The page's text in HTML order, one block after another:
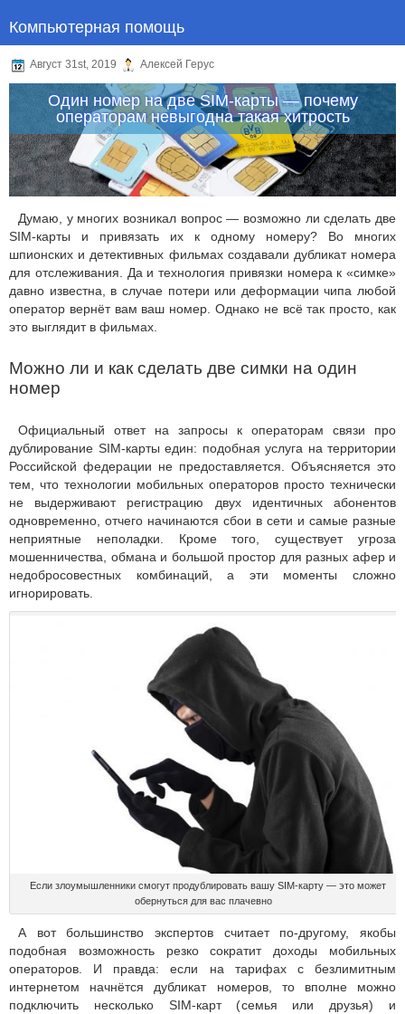
Компьютерная помощь
Август 31st, 2019 Алексей Герус
Один номер на две SIM-карты — почему
операторам невыгодна такая хитрость
Думаю, у многих возникал вопрос — возможно ли сделать две
SIM-карты и привязать их к одному номеру? Во многих
шпионских и детективных фильмах создавали дубликат номера
для отслеживания. Да и технология привязки номера к «симке»
давно известна, в случае потери или деформации чипа любой
оператор вернёт вам ваш номер. Однако не всё так просто, как
это выглядит в фильмах.
Можно ли и как сделать две симки на один
номер
Официальный ответ на запросы к операторам связи про
дублирование SIM-карты един: подобная услуга на территории
Российской федерации не предоставляется. Объясняется это
тем, что технологии мобильных операторов просто технически
не выдерживают регистрацию двух идентичных абонентов
одновременно, отчего начинаются сбои в сети и самые разные
неприятные неполадки. Кроме того, существует угроза
мошенничества, обмана и большой простор для разных афер и
недобросовестных комбинаций, а эти моменты сложно
игнорировать.
Если злоумышленники смогут продублировать вашу SIM-карту — это может
обернуться для вас плачевно
А вот большинство экспертов считает по-другому, якобы
подобная возможность резко сократит доходы мобильных
операторов. И правда: если на тарифах с безлимитным
интернетом начнётся дубликат номеров, то вполне можно
подключить несколько SIM-карт (семья или друзья) и